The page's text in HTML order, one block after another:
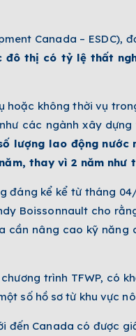
Canada – ESDC),
đô thị có tỷ lệ thất
không thời vụ
các ngành xây
lượng lao động nước
thay vì 2 năm như
kể kể từ tháng
Boissonnault cho
cần nâng cao kỹ
trình TFWP, có
số hồ sơ từ khu vực
đến Canada có được